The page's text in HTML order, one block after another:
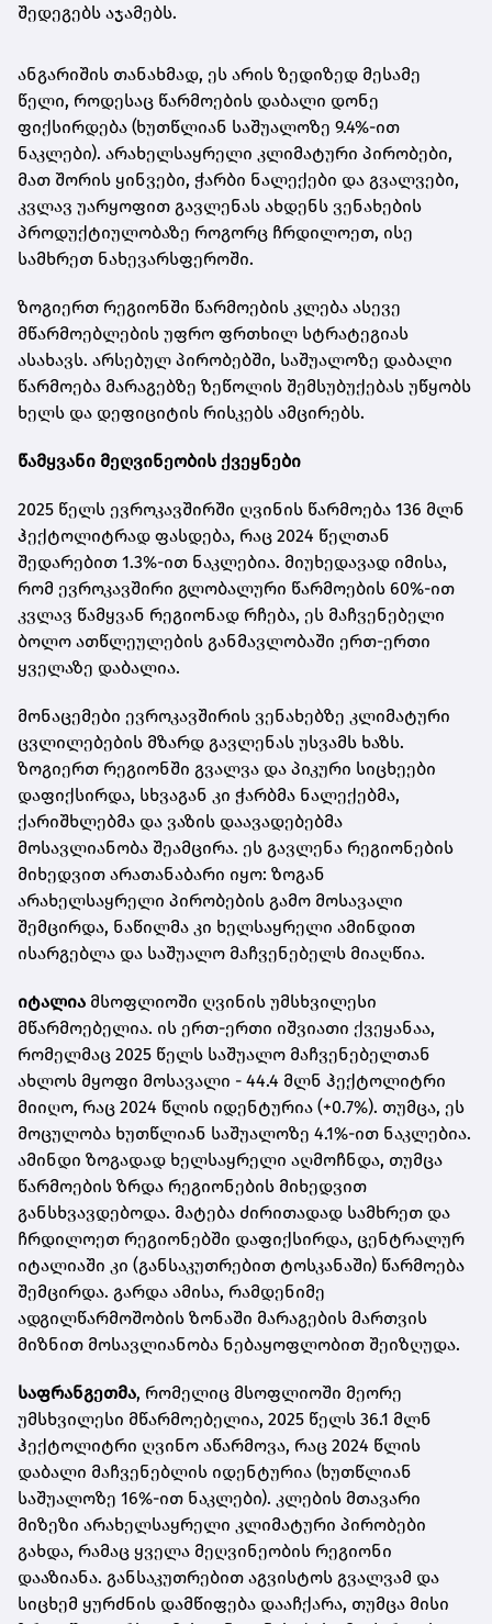
შედეგებს აჯამებს.
ანგარიშის თანახმად, ეს არის ზედიზედ მესამე
წელი, როდესაც წარმოების დაბალი დონე
ფიქსირდება (ხუთწლიან საშუალოზე 9.4%-ით
ნაკლები). არახელსაყრელი კლიმატური პირობები,
მათ შორის ყინვები, ჭარბი ნალექები და გვალვები,
კვლავ უარყოფით გავლენას ახდენს ვენახების
პროდუქტიულობაზე როგორც ჩრდილოეთ, ისე
სამხრეთ ნახევარსფეროში.
ზოგიერთ რეგიონში წარმოების კლება ასევე
მწარმოებლების უფრო ფრთხილ სტრატეგიას
ასახავს. არსებულ პირობებში, საშუალოზე დაბალი
წარმოება მარაგებზე ზეწოლის შემსუბუქებას უწყობს
ხელს და დეფიციტის რისკებს ამცირებს.
წამყვანი მეღვინეობის ქვეყნები
2025 წელს ევროკავშირში ღვინის წარმოება 136 მლნ
ჰექტოლიტრად ფასდება, რაც 2024 წელთან
შედარებით 1.3%-ით ნაკლებია. მიუხედავად იმისა,
რომ ევროკავშირი გლობალური წარმოების 60%-ით
კვლავ წამყვან რეგიონად რჩება, ეს მაჩვენებელი
ბოლო ათწლეულების განმავლობაში ერთ-ერთი
ყველაზე დაბალია.
მონაცემები ევროკავშირის ვენახებზე კლიმატური
ცვლილებების მზარდ გავლენას უსვამს ხაზს.
ზოგიერთ რეგიონში გვალვა და პიკური სიცხეები
დაფიქსირდა, სხვაგან კი ჭარბმა ნალექებმა,
ქარიშხლებმა და ვაზის დაავადებებმა
მოსავლიანობა შეამცირა. ეს გავლენა რეგიონების
მიხედვით არათანაბარი იყო: ზოგან
არახელსაყრელი პირობების გამო მოსავალი
შემცირდა, ნაწილმა კი ხელსაყრელი ამინდით
ისარგებლა და საშუალო მაჩვენებელს მიაღწია.
იტალია მსოფლიოში ღვინის უმსხვილესი
მწარმოებელია. ის ერთ-ერთი იშვიათი ქვეყანაა,
რომელმაც 2025 წელს საშუალო მაჩვენებელთან
ახლოს მყოფი მოსავალი - 44.4 მლნ ჰექტოლიტრი
მიიღო, რაც 2024 წლის იდენტურია (+0.7%). თუმცა, ეს
მოცულობა ხუთწლიან საშუალოზე 4.1%-ით ნაკლებია.
ამინდი ზოგადად ხელსაყრელი აღმოჩნდა, თუმცა
წარმოების ზრდა რეგიონების მიხედვით
განსხვავდებოდა. მატება ძირითადად სამხრეთ და
ჩრდილოეთ რეგიონებში დაფიქსირდა, ცენტრალურ
იტალიაში კი (განსაკუთრებით ტოსკანაში) წარმოება
შემცირდა. გარდა ამისა, რამდენიმე
ადგილწარმოშობის ზონაში მარაგების მართვის
მიზნით მოსავლიანობა ნებაყოფლობით შეიზღუდა.
საფრანგეთმა, რომელიც მსოფლიოში მეორე
უმსხვილესი მწარმოებელია, 2025 წელს 36.1 მლნ
ჰექტოლიტრი ღვინო აწარმოვა, რაც 2024 წლის
დაბალი მაჩვენებლის იდენტურია (ხუთწლიან
საშუალოზე 16%-ით ნაკლები). კლების მთავარი
მიზეზი არახელსაყრელი კლიმატური პირობები
გახდა, რამაც ყველა მეღვინეობის რეგიონი
დააზიანა. განსაკუთრებით აგვისტოს გვალვამ და
სიცხემ ყურძნის დამწიფება დააჩქარა, თუმცა მისი